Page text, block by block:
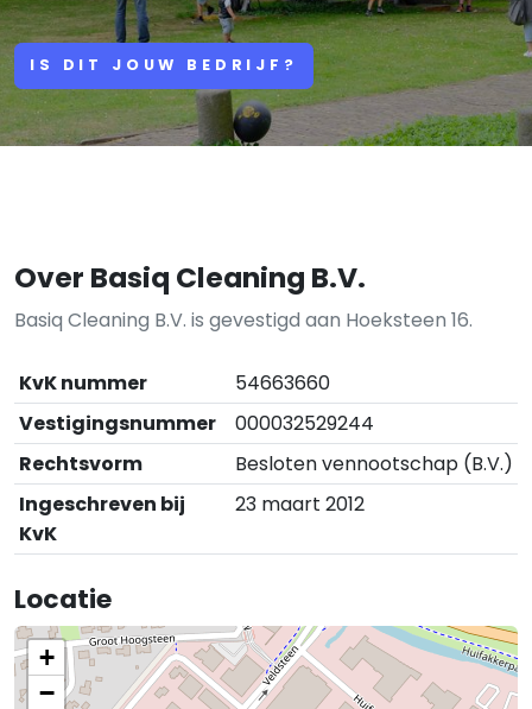
IS DIT JOUW BEDRIJF?
Over Basiq Cleaning B.V.
Basiq Cleaning B.V. is gevestigd aan Hoeksteen 16.
KvK nummer
54663660
Vestigingsnummer
000032529244
Rechtsvorm
Besloten vennootschap (B.V.)
Ingeschreven bij
KvK
23 maart 2012
Locatie
+
−